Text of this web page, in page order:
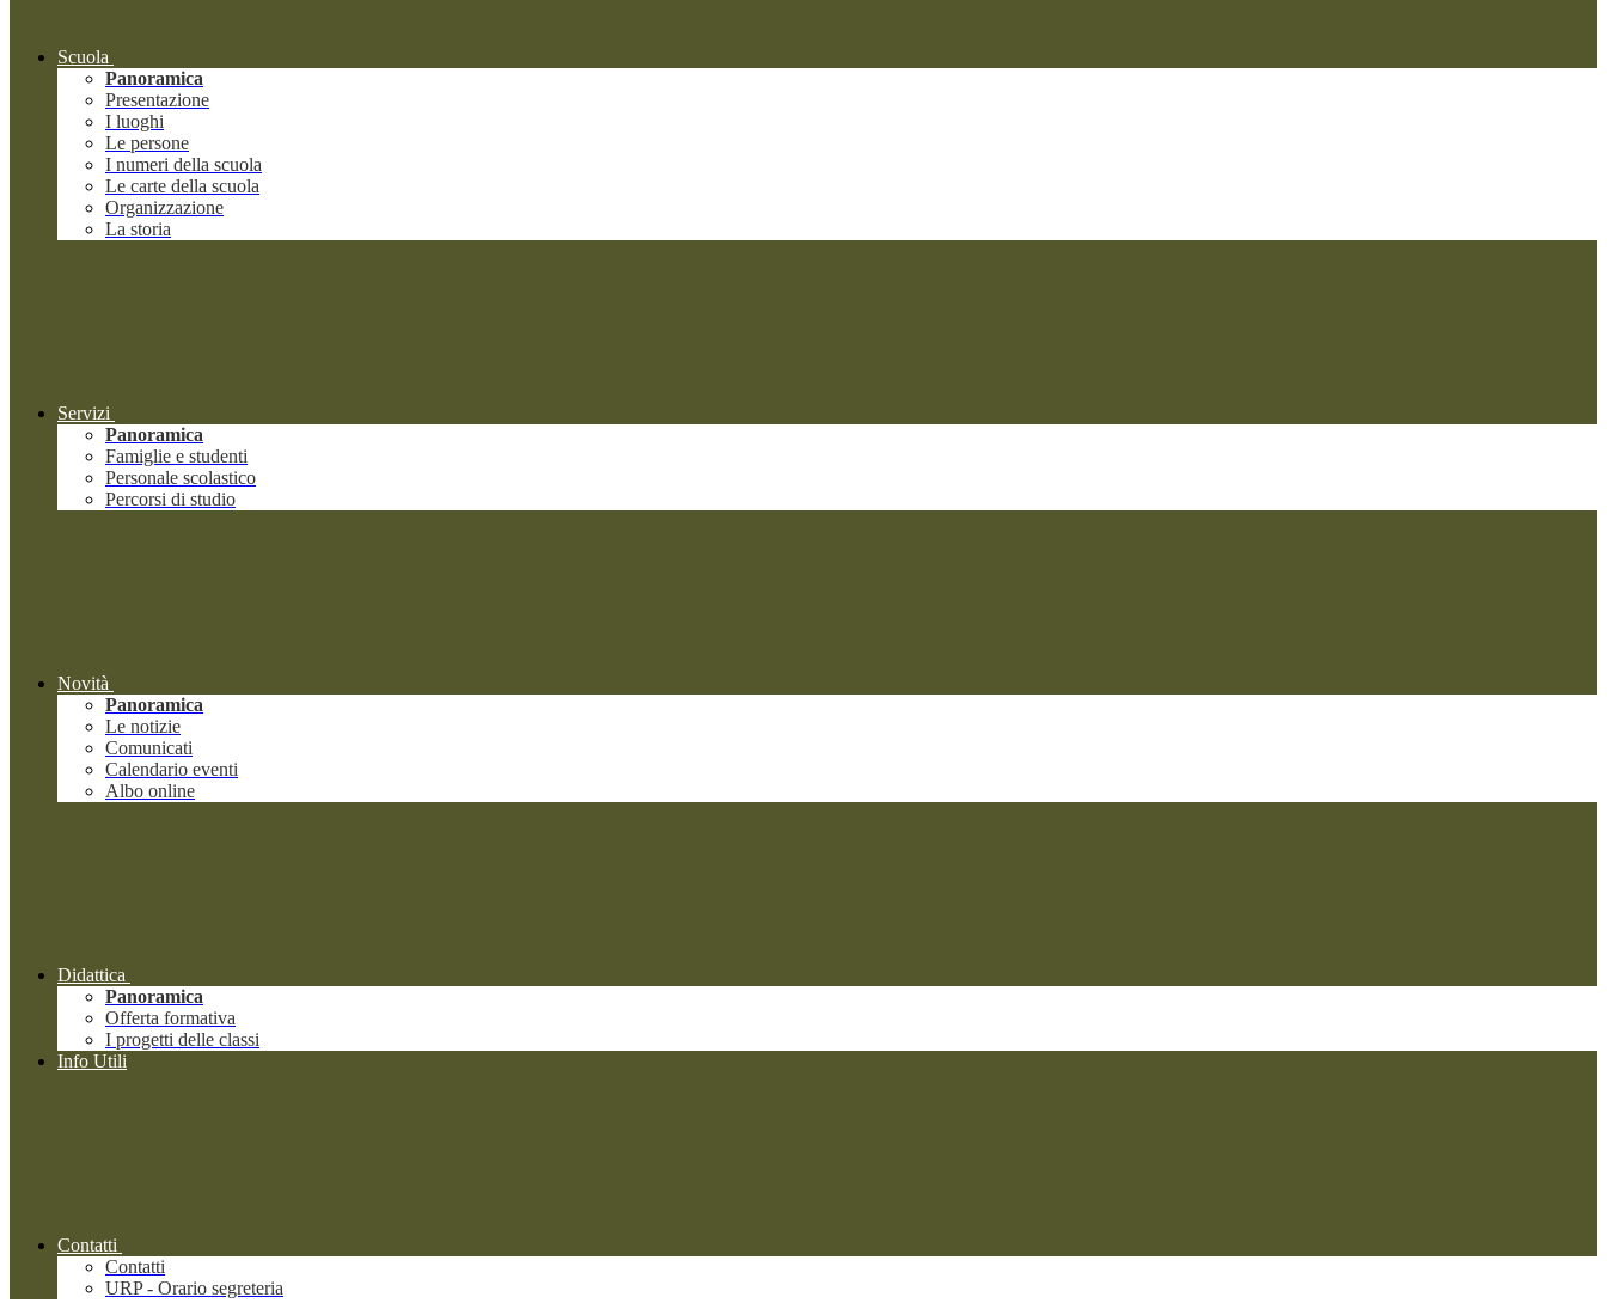
Scuola
Panoramica
Presentazione
I luoghi
Le persone
I numeri della scuola
Le carte della scuola
Organizzazione
La storia
Servizi
Panoramica
Famiglie e studenti
Personale scolastico
Percorsi di studio
Novità
Panoramica
Le notizie
Comunicati
Calendario eventi
Albo online
Didattica
Panoramica
Offerta formativa
I progetti delle classi
Info Utili
Contatti
Contatti
URP - Orario segreteria